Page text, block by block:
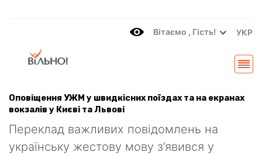
Вітаємo , Гість! УКР
Оповіщення УЖМ у швидкісних поїздах та на екранах
вокзалів у Києві та Львові
Переклад важливих повідомлень на
українську жестову мову з’явився у